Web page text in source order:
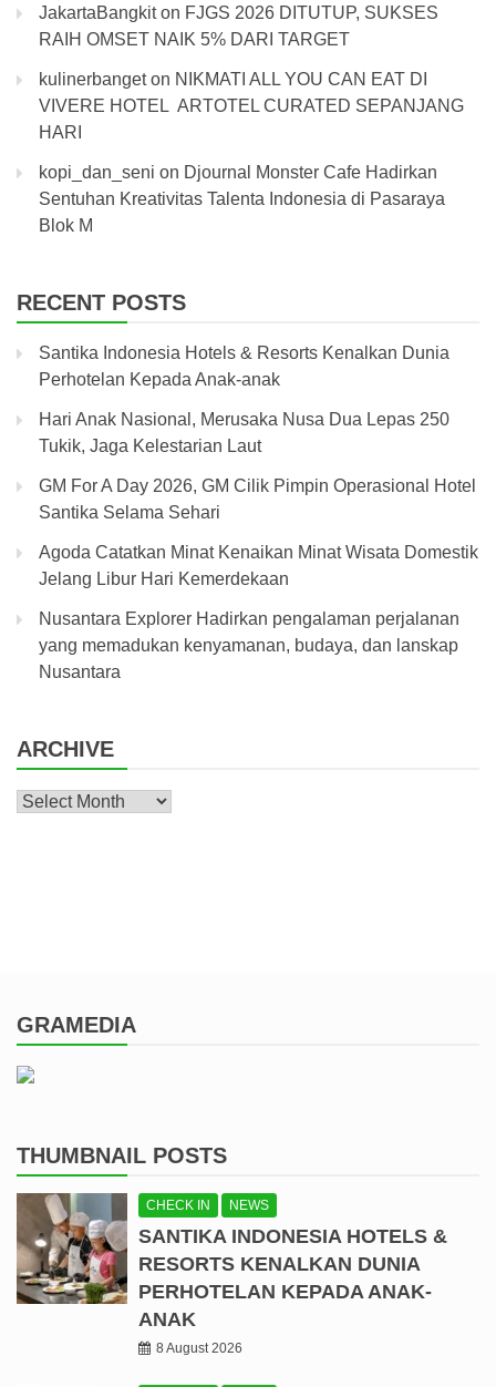
JakartaBangkiton FJGS 2026 DITUTUP, SUKSES
RAIH OMSET NAIK 5% DARI TARGET
kulinerbangeton NIKMATI ALL YOU CAN EAT DI
VIVERE HOTEL ARTOTEL CURATED SEPANJANG
HARI
kopi_dan_seni on Djournal Monster Cafe Hadirkan
Sentuhan Kreativitas Talenta Indonesia di Pasaraya
Blok M
RECENT POSTS
Santika Indonesia Hotels & Resorts Kenalkan Dunia
Perhotelan Kepada Anak-anak
Hari Anak Nasional, Merusaka Nusa Dua Lepas 250
Tukik, Jaga Kelestarian Laut
GM For A Day 2026, GM Cilik Pimpin Operasional Hotel
Santika Selama Sehari
Agoda Catatkan Minat Kenaikan Minat Wisata Domestik
Jelang Libur Hari Kemerdekaan
Nusantara Explorer Hadirkan pengalaman perjalanan
yang memadukan kenyamanan, budaya, dan lanskap
Nusantara
ARCHIVE
Archive
GRAMEDIA
THUMBNAIL POSTS
CHECK IN NEWS
SANTIKA INDONESIA HOTELS &
RESORTS KENALKAN DUNIA
PERHOTELAN KEPADA ANAK-
ANAK
8 August 2026